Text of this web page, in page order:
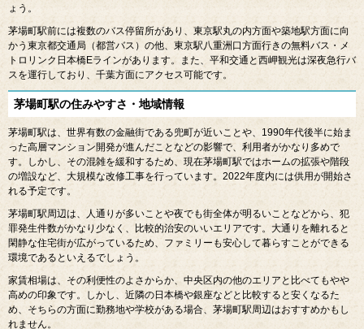
ょう。
茅場町駅前には複数のバス停留所があり、東京駅丸の内方面や築地駅方面に向
かう東京都交通局（都営バス）の他、東京駅八重洲口方面行きの無料バス・メ
トロリンク日本橋Eラインがあります。また、平和交通と西岬観光は深夜急行バ
スを運行しており、千葉方面にアクセス可能です。
茅場町駅の住みやすさ・地域情報
茅場町駅は、世界有数の金融街である兜町が近いことや、 1990年代後半に始ま
った高層マンション開発が進んだことなどの影響で、利用者がかなり多めで
す。しかし、その混雑を緩和するため、現在茅場町駅ではホームの拡張や階段
の増設など、大規模な改修工事を行っています。 2022年度内には供用が開始さ
れる予定です。
茅場町駅周辺は、人通りが多いことや夜でも街全体が明るいことなどから、犯
罪発生件数がかなり少なく、比較的治安のいいエリアです。大通りを離れると
閑静な住宅街が広がっているため、ファミリーも安心して暮らすことができる
環境であるといえるでしょう。
家賃相場は、その利便性のよさからか、中央区内の他のエリアと比べてもやや
高めの印象です。しかし、近隣の日本橋や銀座などと比較すると安くなるた
め、そちらの方面に勤務地や学校がある場合、茅場町駅周辺はおすすめかもし
れません。